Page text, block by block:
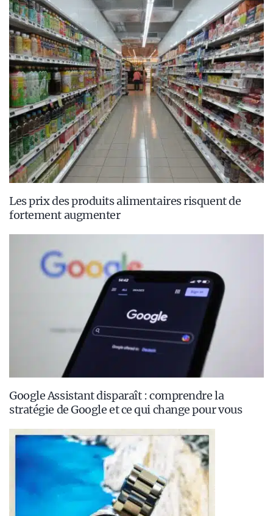
Les prix des produits alimentaires risquent de
fortement augmenter
Google Assistant disparaît : comprendre la
stratégie de Google et ce qui change pour vous